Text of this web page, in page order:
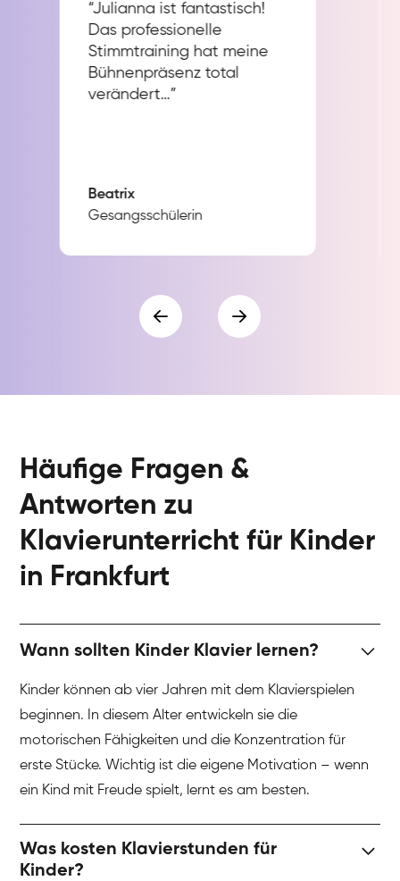
“Julianna ist fantastisch!
Das professionelle
Stimmtraining hat meine
Bühnenpräsenz total
verändert…”
Beatrix
Gesangsschülerin
Häufige Fragen &
Antworten zu
Klavierunterricht für Kinder
in Frankfurt
Wann sollten Kinder Klavier lernen?
Kinder können ab vier Jahren mit dem Klavierspielen
beginnen. In diesem Alter entwickeln sie die
motorischen Fähigkeiten und die Konzentration für
erste Stücke. Wichtig ist die eigene Motivation – wenn
ein Kind mit Freude spielt, lernt es am besten.
Was kosten Klavierstunden für
Kinder?